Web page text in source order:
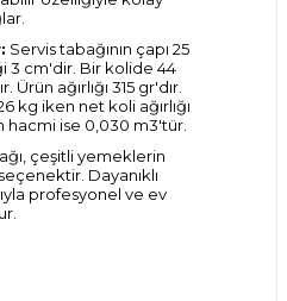
Servis tabağının çapı 25
3 cm'dir. Bir kolide 44
ağırlığı 315 gr'dır.
kg iken net koli ağırlığı
hacmi ise 0,030 m3'tür.
çeşitli yemeklerin
Dayanıklı
profesyonel ve ev